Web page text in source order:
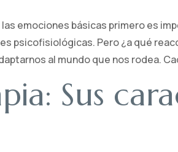
emociones básicas primero es
psicofisiológicas. Pero ¿a qué
al mundo que nos rodea.
Sus